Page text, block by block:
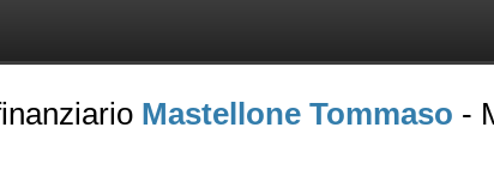
Mastellone Tommaso -